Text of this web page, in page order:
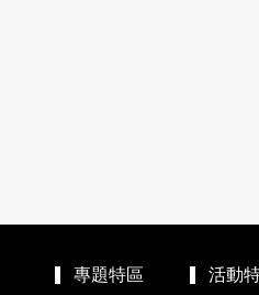
專題特區 活動